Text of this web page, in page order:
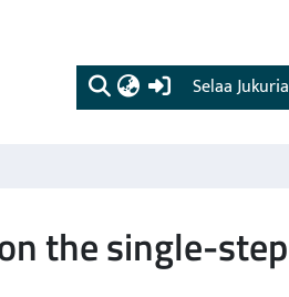
(current)
Selaa Jukuria
the single-step